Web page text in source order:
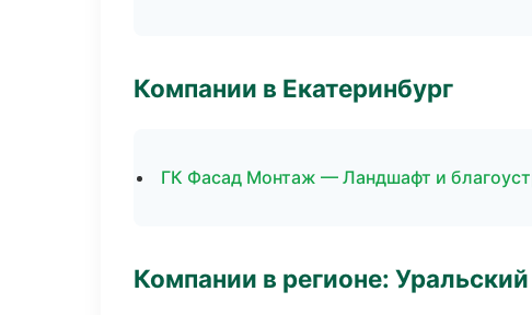
Компании в Екатеринбург
ГК Фасад Монтаж — Ландшафт и
Компании в регионе: